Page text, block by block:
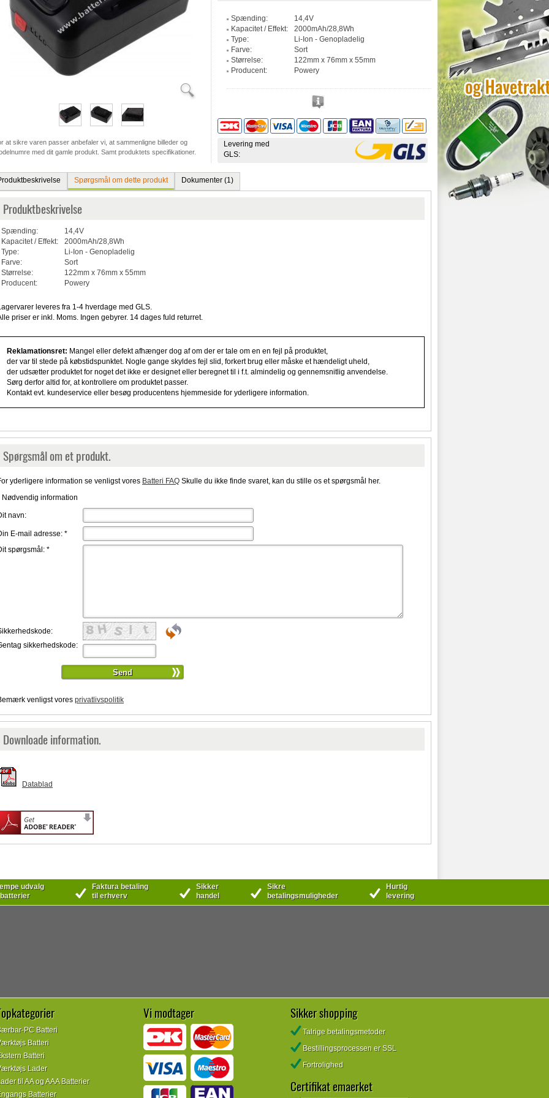
at sikre varen passer anbefaler vi, at sammenligne billeder og
med dit gamle produkt. Samt produktets specifikationer.
Spænding:
14,4V
Kapacitet / Effekt:
2000mAh/28,8Wh
Type:
Li-Ion - Genopladelig
Farve:
Sort
Størrelse:
122mm x 76mm x 55mm
Producent:
Powery
Levering med
GLS:
Spørgsmål om dette produkt Dokumenter (1)
Produktbeskrivelse
Spænding:
14,4V
Kapacitet / Effekt:
2000mAh/28,8Wh
Type:
Li-Ion - Genopladelig
Farve:
Sort
Størrelse:
122mm x 76mm x 55mm
Producent:
Powery
leveres fra 1-4 hverdage med GLS.
priser er inkl. Moms. Ingen gebyrer. 14 dages fuld returret.
Reklamationsret: Mangel eller defekt afhænger dog af om der er tale om en en fejl på produktet,
der var til stede på købstidspunktet. Nogle gange skyldes fejl slid, forkert brug eller måske et hændeligt uheld,
der udsætter produktet for noget det ikke er designet eller beregnet til i f.t. almindelig og gennemsnitlig anvendelse.
Sørg derfor altid for, at kontrollere om produktet passer.
Kontakt evt. kundeservice eller besøg producentens hjemmeside for yderligere information.
Spørgsmål om et produkt.
yderligere information se venligst vores Batteri FAQSkulle du ikke finde svaret, kan du stille os et spørgsmål her.
Nødvendig information
navn:
E-mail adresse: *
spørgsmål: *
sikkerhedskode:
venligst vores privatlivspolitik
Downloade information.
Datablad
udvalg
Faktura betaling
til erhverv
Sikker
handel
Sikre
betalingsmuligheder
Hurtig
levering
PC Batteri
Batteri
Batteri
Lader
til AA og AAA Batterier
Batterier
Vi modtager Sikker shopping
Talrige betalingsmetoder
Bestillingsprocessen er SSL
Fortrolighed
Certifikat emaerket